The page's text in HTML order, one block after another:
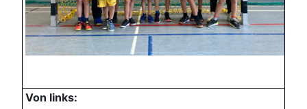
Von links: